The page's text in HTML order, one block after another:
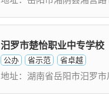
汨罗市楚怡职业中专学校
公办 省示范 省卓越